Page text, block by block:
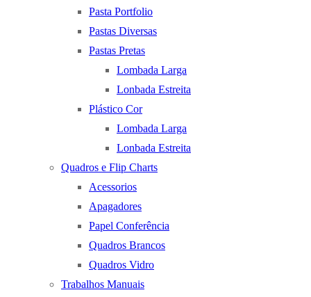
Pasta Portfolio
Pastas Diversas
Pastas Pretas
Lombada Larga
Lonbada Estreita
Plástico Cor
Lombada Larga
Lonbada Estreita
Quadros e Flip Charts
Acessorios
Apagadores
Papel Conferência
Quadros Brancos
Quadros Vidro
Trabalhos Manuais